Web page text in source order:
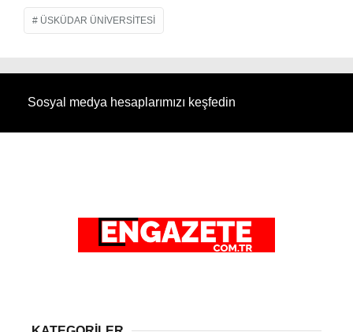
ÜSKÜDAR ÜNIVERSITESI
Sosyal medya hesaplarımızı keşfedin